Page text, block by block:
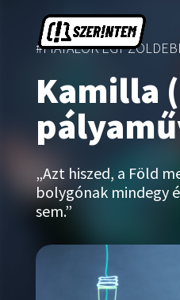
#FIATALOK EGY
Kamilla
„Azt hiszed, a Föld
bolygónak mindegy
sem.”